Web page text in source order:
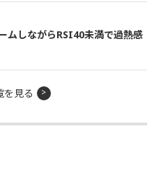
ムしながらRSI40未満で過熱感
を見る